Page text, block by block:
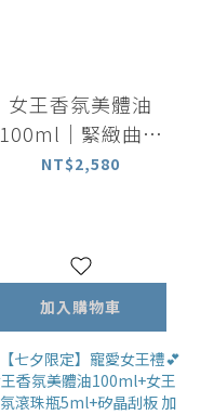
女王香氛美體油
100ml｜緊緻曲線
放鬆身心 穴道按摩
NT$2,580
加入購物車